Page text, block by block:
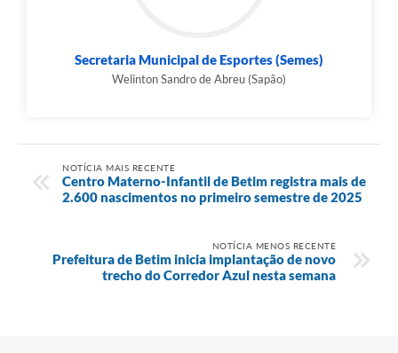
Secretaria Municipal de Esportes (Semes)
Welinton Sandro de Abreu (Sapão)
NOTÍCIA MAIS RECENTE
Centro Materno-Infantil de Betim registra mais de
2.600 nascimentos no primeiro semestre de 2025
NOTÍCIA MENOS RECENTE
Prefeitura de Betim inicia implantação de novo
trecho do Corredor Azul nesta semana